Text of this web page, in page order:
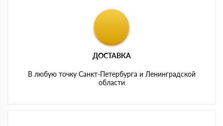
ДОСТАВКА
В любую точку Санкт-Петербурга и Ленинградской
области